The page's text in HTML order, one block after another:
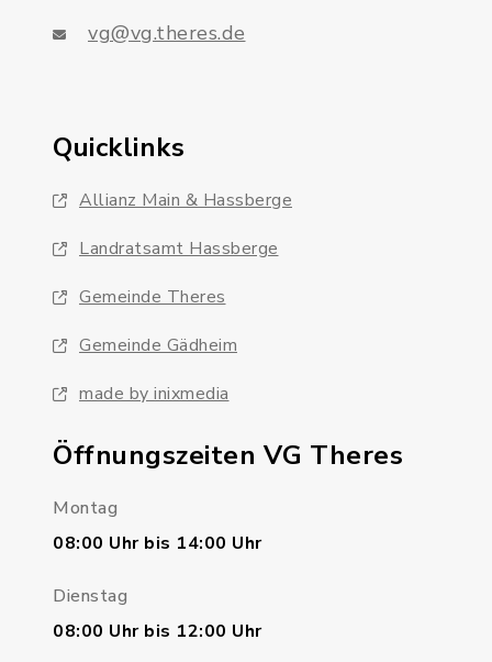
vg@vg.theres.de
Quicklinks
Allianz Main & Hassberge
Landratsamt Hassberge
Gemeinde Theres
Gemeinde Gädheim
made by inixmedia
Öffnungszeiten VG Theres
Montag
08:00 Uhr bis 14:00 Uhr
Dienstag
08:00 Uhr bis 12:00 Uhr